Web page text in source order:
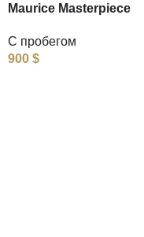
Maurice Masterpiece
С пробегом
900 $